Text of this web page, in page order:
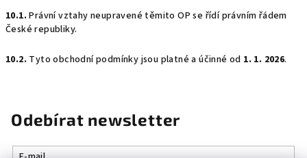
10.1. Právní vztahy neupravené těmito OP se řídí právním řádem
České republiky.
10.2. Tyto obchodní podmínky jsou platné a účinné od 1. 1. 2026.
Odebírat newsletter